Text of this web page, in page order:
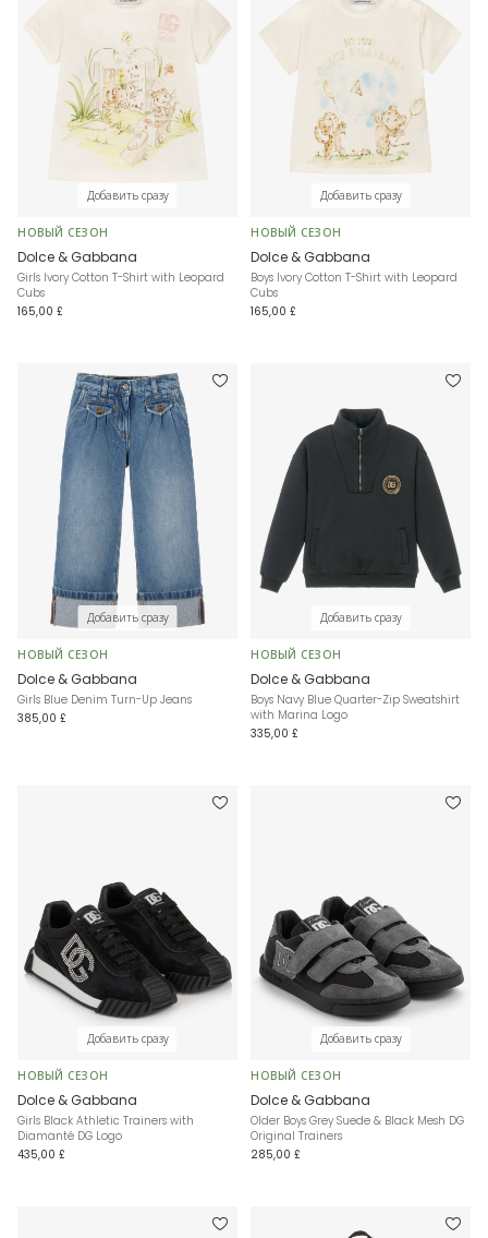
Добавить сразу
НОВЫЙ СЕЗОН
Dolce & Gabbana
Girls Ivory Cotton T-Shirt with Leopard
Cubs
165,00 £
Добавить сразу
НОВЫЙ СЕЗОН
Dolce & Gabbana
Boys Ivory Cotton T-Shirt with Leopard
Cubs
165,00 £
Добавить сразу
НОВЫЙ СЕЗОН
Dolce & Gabbana
Girls Blue Denim Turn-Up Jeans
385,00 £
Добавить сразу
НОВЫЙ СЕЗОН
Dolce & Gabbana
Boys Navy Blue Quarter-Zip Sweatshirt
with Marina Logo
335,00 £
Добавить сразу
НОВЫЙ СЕЗОН
Dolce & Gabbana
Girls Black Athletic Trainers with
Diamanté DG Logo
435,00 £
Добавить сразу
НОВЫЙ СЕЗОН
Dolce & Gabbana
Older Boys Grey Suede & Black Mesh DG
Original Trainers
285,00 £